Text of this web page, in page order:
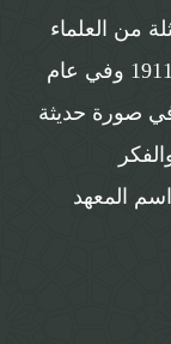
من العلماء
تمنح الإجازات العلمية للطلبة إلى عام 1911 وفي عام
النواة في صورة حديثة
المعهد